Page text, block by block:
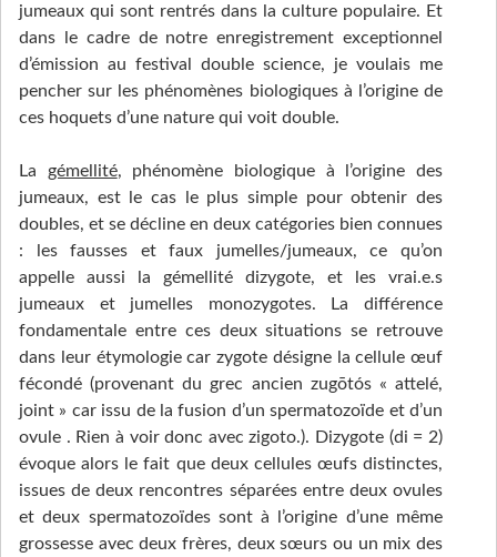
jumeaux qui sont rentrés dans la culture populaire. Et
dans le cadre de notre enregistrement exceptionnel
d’émission au festival double science, je voulais me
pencher sur les phénomènes biologiques à l’origine de
ces hoquets d’une nature qui voit double.
La gémellité, phénomène biologique à l’origine des
jumeaux, est le cas le plus simple pour obtenir des
doubles, et se décline en deux catégories bien connues
: les fausses et faux jumelles/jumeaux, ce qu’on
appelle aussi la gémellité dizygote, et les vrai.e.s
jumeaux et jumelles monozygotes. La différence
fondamentale entre ces deux situations se retrouve
dans leur étymologie car zygote désigne la cellule œuf
fécondé (provenant du grec ancien zugōtós « attelé,
joint » car issu de la fusion d’un spermatozoïde et d’un
ovule . Rien à voir donc avec zigoto.). Dizygote (di = 2)
évoque alors le fait que deux cellules œufs distinctes,
issues de deux rencontres séparées entre deux ovules
et deux spermatozoïdes sont à l’origine d’une même
grossesse avec deux frères, deux sœurs ou un mix des